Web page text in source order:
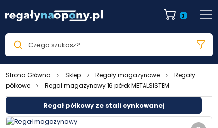
0
Czego szukasz?
Strona Główna Sklep Regały magazynowe
Regały
półkowe
Regał magazynowy 16 półek METALSISTEM
Regał półkowy ze stali cynkowanej